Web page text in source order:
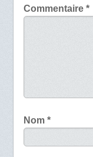
Commentaire *
Nom *